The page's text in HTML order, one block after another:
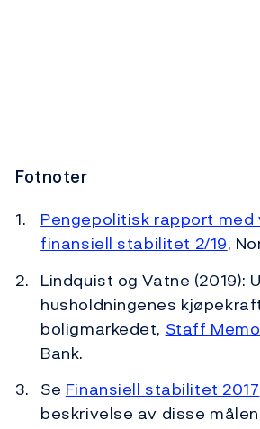
Fotnoter
Pengepolitisk rapport med
finansiell stabilitet 2/19,
Lindquist og Vatne (2019):
husholdningenes
boligmarkedet, Staff
Bank.
Se Finansiell stabilitet 2017
beskrivelse av disse